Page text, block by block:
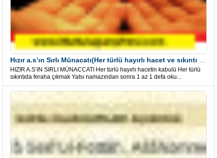
HIZIR A.S’IN SIRLI MÜNACCATI Her türlü hayırlı hacetin kabulü Her türlü
sıkıntıda feraha çıkmak Yatsı namazından sonra 1 az 1 defa oku...